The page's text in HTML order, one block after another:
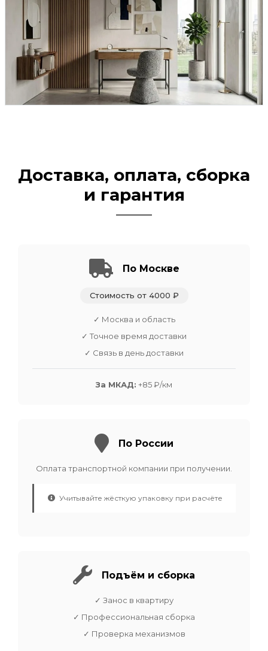
Доставка, оплата, сборка
и гарантия
По Москве
Стоимость от 4000 ₽
✓ Москва и область
✓ Точное время доставки
✓ Связь в день доставки
За МКАД: +85 ₽/км
По России
Оплата транспортной компании при получении.
Учитывайте жёсткую упаковку при расчёте
Подъём и сборка
✓ Занос в квартиру
✓ Профессиональная сборка
✓ Проверка механизмов